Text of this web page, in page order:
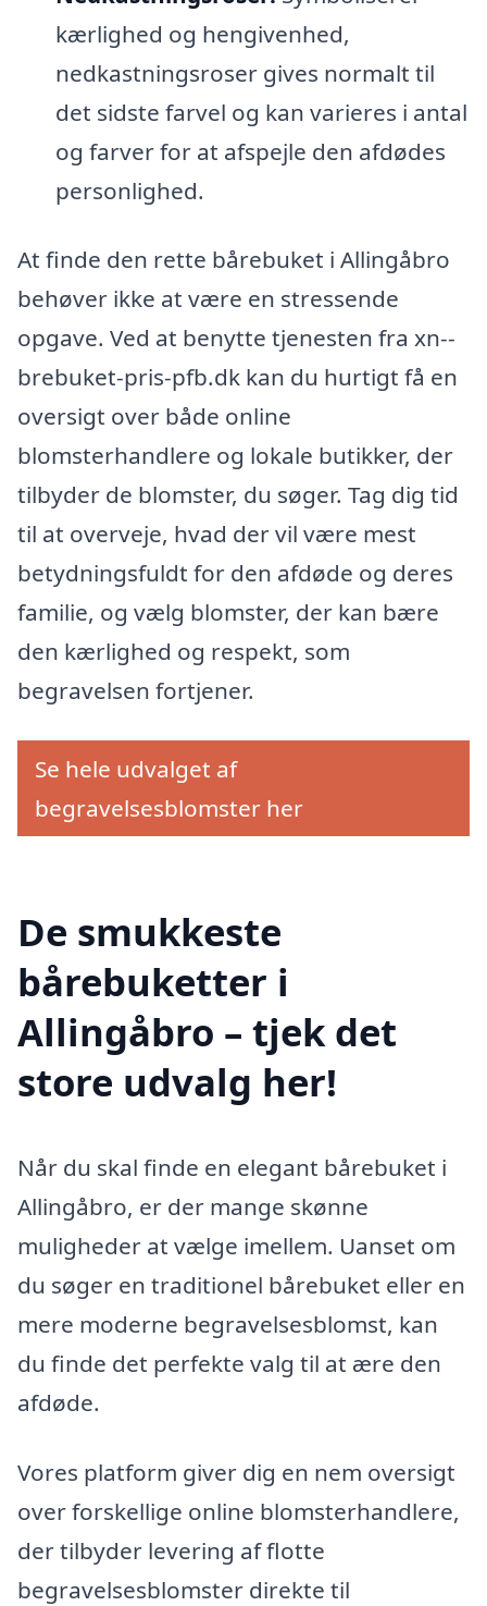
kærlighed og hengivenhed,
nedkastningsroser gives normalt til
det sidste farvel og kan varieres i antal
og farver for at afspejle den afdødes
personlighed.
At finde den rette bårebuket i Allingåbro
behøver ikke at være en stressende
opgave. Ved at benytte tjenesten fra xn--
brebuket-pris-pfb.dk kan du hurtigt få en
oversigt over både online
blomsterhandlere og lokale butikker, der
tilbyder de blomster, du søger. Tag dig tid
til at overveje, hvad der vil være mest
betydningsfuldt for den afdøde og deres
familie, og vælg blomster, der kan bære
den kærlighed og respekt, som
begravelsen fortjener.
Se hele udvalget af
begravelsesblomster her
De smukkeste
bårebuketter i
Allingåbro – tjek det
store udvalg her!
Når du skal finde en elegant bårebuket i
Allingåbro, er der mange skønne
muligheder at vælge imellem. Uanset om
du søger en traditionel bårebuket eller en
mere moderne begravelsesblomst, kan
du finde det perfekte valg til at ære den
afdøde.
Vores platform giver dig en nem oversigt
over forskellige online blomsterhandlere,
der tilbyder levering af flotte
begravelsesblomster direkte til